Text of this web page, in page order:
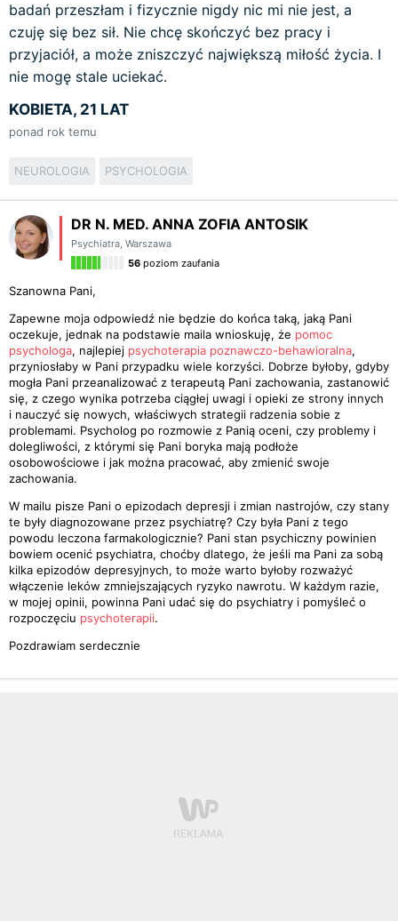
badań przeszłam i fizycznie nigdy nic mi nie jest, a
czuję się bez sił. Nie chcę skończyć bez pracy i
przyjaciół, a może zniszczyć największą miłość życia. I
nie mogę stale uciekać.
KOBIETA, 21 LAT
ponad rok temu
NEUROLOGIA PSYCHOLOGIA
DR N. MED. ANNA ZOFIA ANTOSIK
Psychiatra, Warszawa
56 poziom zaufania
Szanowna Pani,
Zapewne moja odpowiedź nie będzie do końca taką, jaką Pani
oczekuje, jednak na podstawie maila wnioskuję, że pomoc
psychologa, najlepiej psychoterapia poznawczo-behawioralna,
przyniosłaby w Pani przypadku wiele korzyści. Dobrze byłoby, gdyby
mogła Pani przeanalizować z terapeutą Pani zachowania, zastanowić
się, z czego wynika potrzeba ciągłej uwagi i opieki ze strony innych
i nauczyć się nowych, właściwych strategii radzenia sobie z
problemami. Psycholog po rozmowie z Panią oceni, czy problemy i
dolegliwości, z którymi się Pani boryka mają podłoże
osobowościowe i jak można pracować, aby zmienić swoje
zachowania.
W mailu pisze Pani o epizodach depresji i zmian nastrojów, czy stany
te były diagnozowane przez psychiatrę? Czy była Pani z tego
powodu leczona farmakologicznie? Pani stan psychiczny powinien
bowiem ocenić psychiatra, choćby dlatego, że jeśli ma Pani za sobą
kilka epizodów depresyjnych, to może warto byłoby rozważyć
włączenie leków zmniejszających ryzyko nawrotu. W każdym razie,
w mojej opinii, powinna Pani udać się do psychiatry i pomyśleć o
rozpoczęciu psychoterapii.
Pozdrawiam serdecznie